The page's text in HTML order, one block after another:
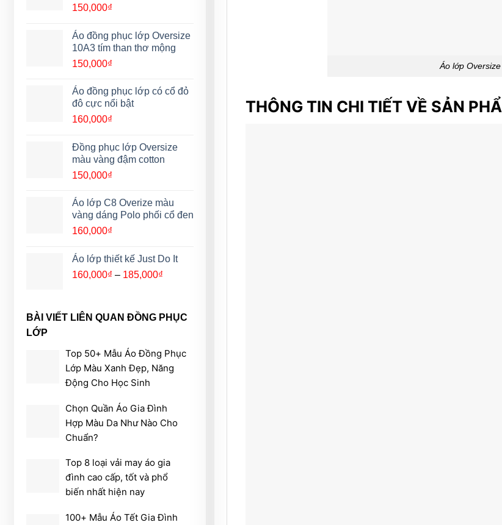
150,000₫
Áo đồng phục lớp Oversize
10A3 tím than thơ mộng
150,000₫
Áo đồng phục lớp có cổ đỏ
đô cực nổi bật
160,000₫
Đồng phục lớp Oversize
màu vàng đậm cotton
150,000₫
Áo lớp C8 Overize màu
vàng dáng Polo phối cổ đen
160,000₫
Áo lớp thiết kế Just Do It
160,000₫ – 185,000₫Khoảng
160,000₫
đến
BÀI VIẾT LIÊN QUAN ĐỒNG PHỤC
LỚP
Top 50+ Mẫu Áo Đồng Phục
Lớp Màu Xanh Đẹp, Năng
Động Cho Học Sinh
Chọn Quần Áo Gia Đình
Hợp Màu Da Như Nào Cho
Chuẩn?
Top 8 loại vải may áo gia
đình cao cấp, tốt và phổ
biến nhất hiện nay
100+ Mẫu Áo Tết Gia Đình
Áo lớp
THÔNG TIN CHI TIẾT VỀ SẢN